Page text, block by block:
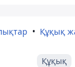
Құқық
Құқық